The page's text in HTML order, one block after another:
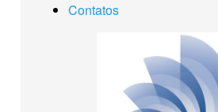
Contatos